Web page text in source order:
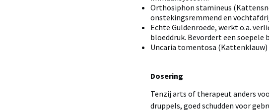
Orthosiphon stamineus
onstekingsremmend en
Echte Guldenroede, werkt o.a.
bloeddruk. Bevordert een
Uncaria tomentosa
Dosering
Tenzij arts of therapeut anders
druppels, goed schudden voor